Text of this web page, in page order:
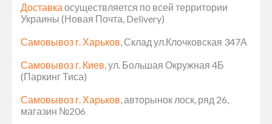
Доставка осуществляется по всей территории
Украины (Новая Почта, Delivery)
Самовывоз г. Харьков, Склад ул.Клочковская 347А
Самовывоз г. Киев, ул. Большая Окружная 4Б
(Паркинг Тиса)
Самовывоз г. Харьков, авторынок лоск, ряд 26,
магазин №206